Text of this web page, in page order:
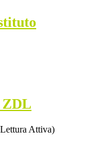
ZDL
Attiva)